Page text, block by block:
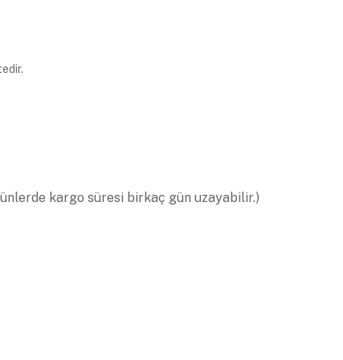
kargo süresi birkaç gün uzayabilir.)